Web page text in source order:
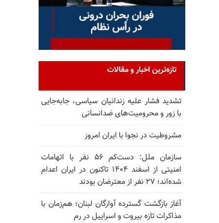
تازه‌ترین اخبار و مقالات
تشدید فشار علیه زندانیان سیاسی، جابه‌جایی
با زور و محرومیت‌های ضدانسانی
مشروطیت در نجوا با ایران امروز
سازمان ملل: دست‌کم ۵۶ نفر با اتهامات
امنیتی از اسفند ۱۴۰۴ تاکنون در ایران اعدام
شده‌اند؛ ۲۷ نفر از معترضان بودند
آغاز بازگشت گسترده آوارگان لبنان؛ هم‌زمان با
مذاکرات تازه بیروت و اسراییل در رم